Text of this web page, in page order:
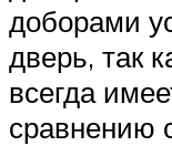
доборами
дверь, так
всегда
сравнению